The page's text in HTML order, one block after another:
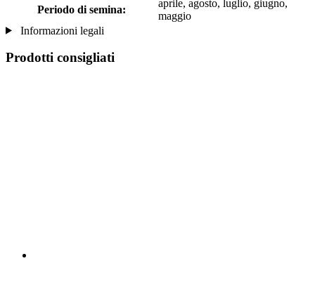
Periodo di semina:
aprile, agosto, luglio, giugno,
maggio
Informazioni legali
Prodotti consigliati